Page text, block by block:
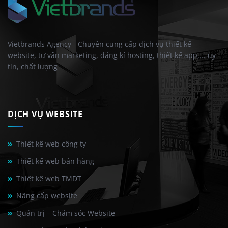
Vietbrands Agency - Chuyên cung cấp dịch vụ thiết kế
website, tư vấn marketing, đăng kí hosting, thiết kế app,... uy
tín, chất lượng
DỊCH VỤ WEBSITE
Thiết kế web công ty
Thiết kế web bán hàng
Thiết kế web TMDT
Nâng cấp website
Quản trị – Chăm sóc Website